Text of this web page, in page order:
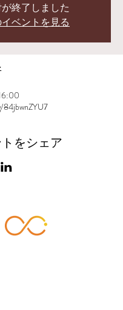
終了しました
ベントを見る
84jbwnZYU7
をシェア